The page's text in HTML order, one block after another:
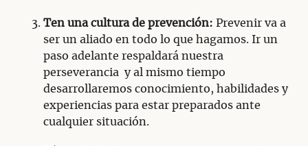
Ten una cultura de prevención: Prevenir va a
ser un aliado en todo lo que hagamos. Ir un
paso adelante respaldará nuestra
perseverancia y al mismo tiempo
desarrollaremos conocimiento, habilidades y
experiencias para estar preparados ante
cualquier situación.